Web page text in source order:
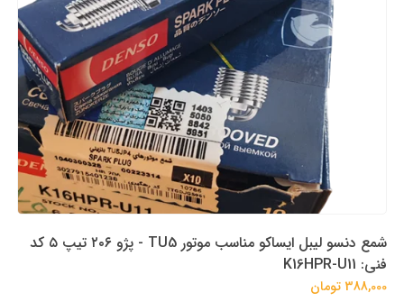
شمع دنسو لیبل ایساکو مناسب موتور TU5 - پژو ۲۰۶ تیپ ۵ کد
فنی: K16HPR-U11
388,000 تومان